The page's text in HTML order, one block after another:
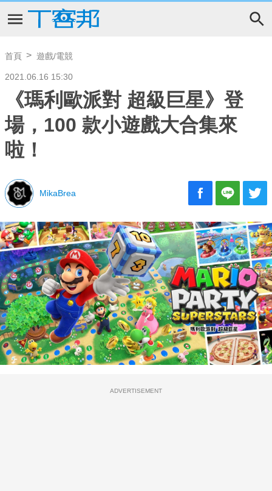
首頁 遊戲/電競
2021.06.16 15:30
《瑪利歐派對 超級巨星》登
場，100 款小遊戲大合集來
啦！
MikaBrea
ADVERTISEMENT